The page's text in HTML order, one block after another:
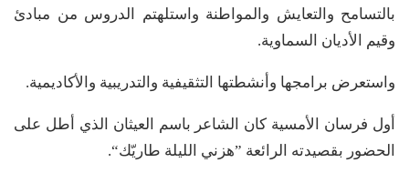
بالتسامح والتعايش والمواطنة واستلهتم الدروس من مبادئ
وقيم الأديان السماوية.
واستعرض برامجها وأنشطتها التثقيفية والتدريبية والأكاديمية.
أول فرسان الأمسية كان الشاعر باسم العيثان الذي أطل على
الحضور بقصيدته الرائعة ”هزني الليلة طاريّك“.